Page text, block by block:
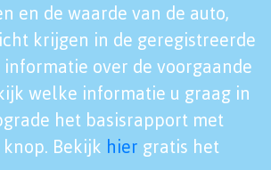
en de waarde van de auto,
krijgen in de geregistreerde
over de voorgaande
welke informatie u graag in
het basisrapport met
Bekijk hier gratis het